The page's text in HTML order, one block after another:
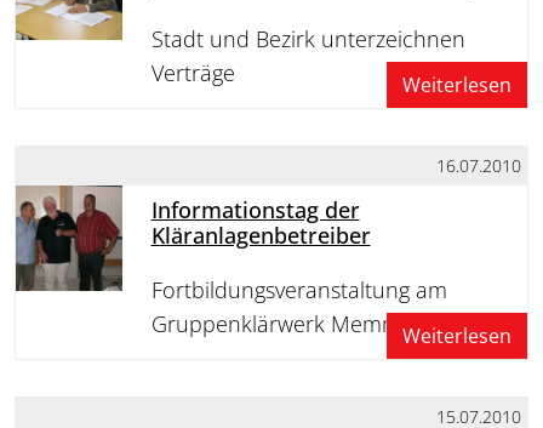
Stadt und Bezirk unterzeichnen
Verträge
Weiterlesen
16.07.2010
Informationstag der
Kläranlagenbetreiber
Fortbildungsveranstaltung am
Gruppenklärwerk MemmingenWeiterlesen
15.07.2010